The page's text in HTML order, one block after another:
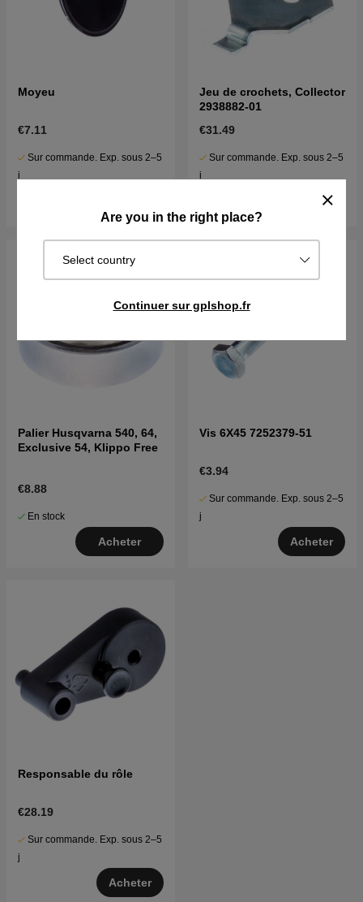
Are you in the right place?
Select country
Continuer sur gplshop.fr
Moyeu
€7.11
Sur commande. Exp. sous 2–5
j
Jeu de crochets, Collector
2938882-01
€31.49
Sur commande. Exp. sous 2–5
j
Acheter
Palier Husqvarna 540, 64,
Exclusive 54, Klippo Free
€8.88
En stock
Acheter
Vis 6X45 7252379-51
€3.94
Sur commande. Exp. sous 2–5
j
Acheter
Responsable du rôle
€28.19
Sur commande. Exp. sous 2–5
j
Acheter